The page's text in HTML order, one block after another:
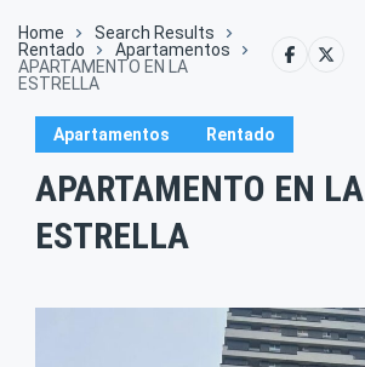
Home
Search Results
Rentado
Apartamentos
APARTAMENTO EN LA
ESTRELLA
Apartamentos Rentado
APARTAMENTO EN LA
ESTRELLA